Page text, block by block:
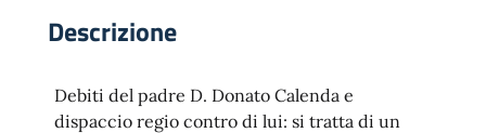
Descrizione
Debiti del padre D. Donato Calenda e
dispaccio regio contro di lui: si tratta di un